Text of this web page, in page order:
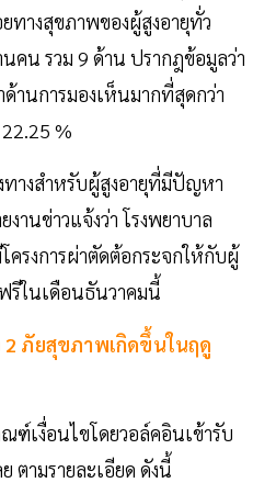
ทางสุขภาพของผู้สูงอายุทั่ว
คน รวม 9 ด้าน ปรากฎข้อมูลว่า
นการมองเห็นมากที่สุดกว่า
%
างสำหรับผู้สูงอายุที่มีปัญหา
งานข่าวแจ้งว่า โรงพยาบาล
ครงการผ่าตัดต้อกระจกให้กับผู้
รีในเดือนธันวาคมนี้
2 ภัยสุขภาพเกิดขึ้นในฤดู
ฑ์เงื่อนไขโดยวอล์คอินเข้ารับ
ตามรายละเอียด ดังนี้